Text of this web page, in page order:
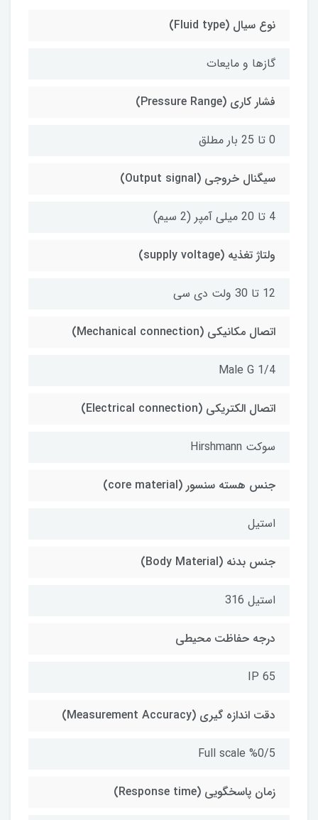
نوع سیال (Fluid type)
گازها و مایعات
فشار کاری (Pressure Range)
0 تا 25 بار مطلق
سیگنال خروجی (Output signal)
4 تا 20 میلی آمپر (2 سیم)
ولتاژ تغذیه (supply voltage)
12 تا 30 ولت دی سی
اتصال مکانیکی (Mechanical connection)
Male G 1/4
اتصال الکتریکی (Electrical connection)
سوکت Hirshmann
جنس هسته سنسور (core material)
استیل
جنس بدنه (Body Material)
استیل 316
درجه حفاظت محیطی
IP 65
دقت اندازه گیری (Measurement Accuracy)
Full scale %0/5
زمان پاسخگویی (Response time)